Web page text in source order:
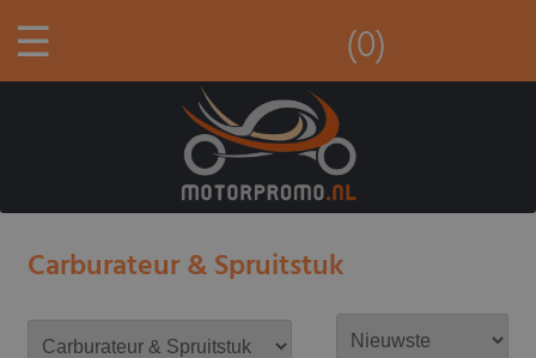
☰ (0)
Carburateur & Spruitstuk